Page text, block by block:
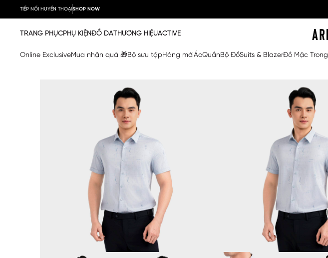
TIẾP NỐI HUYỀN THOẠISHOP NOW
TRANG PHỤCPHỤ KIỆNĐỒ DATHƯƠNG HIỆUACTIVE
Online ExclusiveMua nhận quà 🎁Bộ sưu tậpHàng mớiÁoQuầnBộ ĐồSuits & BlazerĐồ Mặc Trong